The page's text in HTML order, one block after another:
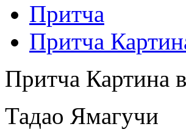
Притча
Притча
Притча Картина
Тадао Ямагучи